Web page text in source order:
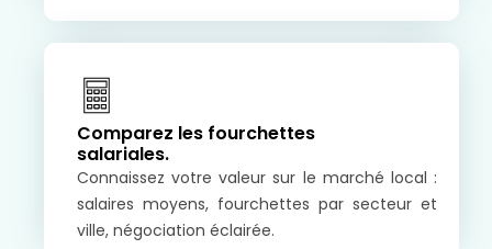
Comparez les fourchettes
salariales.
Connaissez votre valeur sur le marché local :
salaires moyens, fourchettes par secteur et
ville, négociation éclairée.